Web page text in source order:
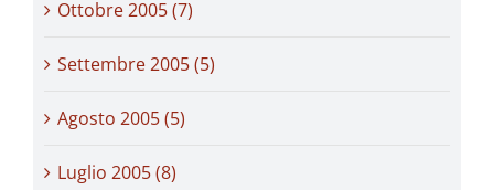
Ottobre 2005 (7)
Settembre 2005 (5)
Agosto 2005 (5)
Luglio 2005 (8)